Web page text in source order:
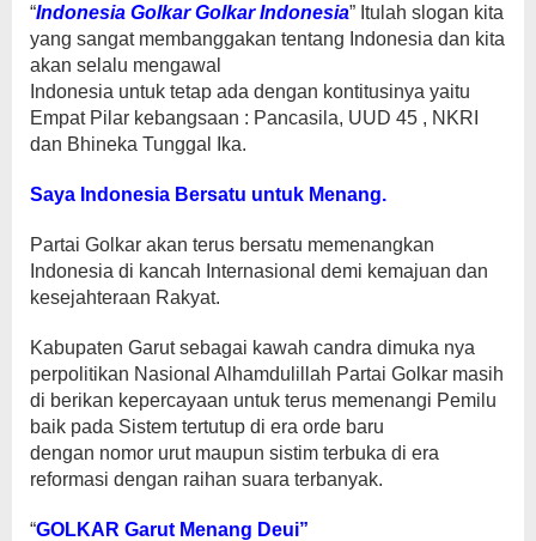
“Indonesia Golkar Golkar Indonesia” Itulah slogan kita
yang sangat membanggakan tentang Indonesia dan kita
akan selalu mengawal
Indonesia untuk tetap ada dengan kontitusinya yaitu
Empat Pilar kebangsaan : Pancasila, UUD 45 , NKRI
dan Bhineka Tunggal Ika.
Saya Indonesia Bersatu untuk Menang.
Partai Golkar akan terus bersatu memenangkan
Indonesia di kancah Internasional demi kemajuan dan
kesejahteraan Rakyat.
Kabupaten Garut sebagai kawah candra dimuka nya
perpolitikan Nasional Alhamdulillah Partai Golkar masih
di berikan kepercayaan untuk terus memenangi Pemilu
baik pada Sistem tertutup di era orde baru
dengan nomor urut maupun sistim terbuka di era
reformasi dengan raihan suara terbanyak.
“GOLKAR Garut Menang Deui”